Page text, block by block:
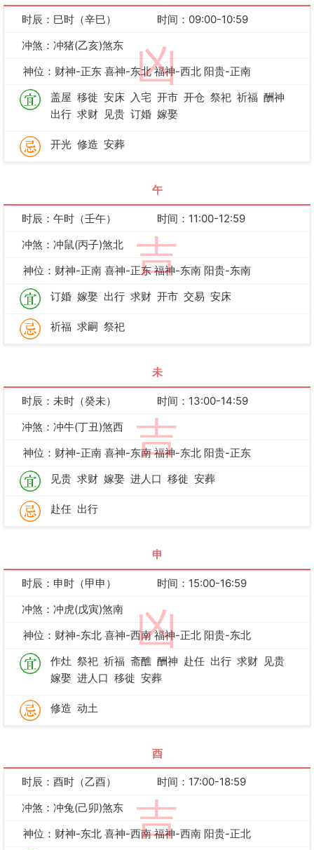
凶
时辰：巳时（辛巳）
时间：09:00-10:59
冲煞：冲猪(乙亥)煞东
神位：财神-正东 喜神-东北 福神-西北 阳贵-正南
盖屋 移徙 安床 入宅 开市 开仓 祭祀 祈福 酬神
出行 求财 见贵 订婚 嫁娶
开光 修造 安葬
午
吉
时辰：午时（壬午）
时间：11:00-12:59
冲煞：冲鼠(丙子)煞北
神位：财神-正南 喜神-正东 福神-东南 阳贵-东南
订婚 嫁娶 出行 求财 开市 交易 安床
祈福 求嗣 祭祀
未
吉
时辰：未时（癸未）
时间：13:00-14:59
冲煞：冲牛(丁丑)煞西
神位：财神-正南 喜神-东南 福神-东北 阳贵-正东
见贵 求财 嫁娶 进人口 移徙 安葬
赴任 出行
申
凶
时辰：申时（甲申）
时间：15:00-16:59
冲煞：冲虎(戊寅)煞南
神位：财神-东北 喜神-西南 福神-正北 阳贵-东北
作灶 祭祀 祈福 斋醮 酬神 赴任 出行 求财 见贵
嫁娶 进人口 移徙 安葬
修造 动土
酉
吉
时辰：酉时（乙酉）
时间：17:00-18:59
冲煞：冲兔(己卯)煞东
神位：财神-东北 喜神-西南 福神-西南 阳贵-正北